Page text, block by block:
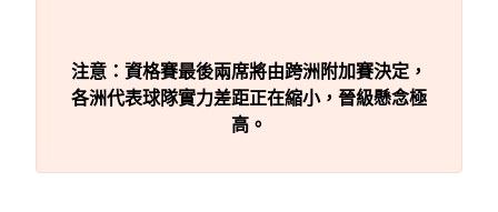
注意：資格賽最後兩席將由跨洲附加賽決定，
各洲代表球隊實力差距正在縮小，晉級懸念極
高。